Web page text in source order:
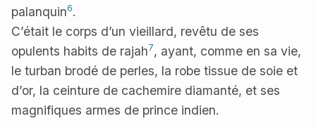
palanquin6.
C’était le corps d’un vieillard, revêtu de ses
opulents habits de rajah7, ayant, comme en sa vie,
le turban brodé de perles, la robe tissue de soie et
d’or, la ceinture de cachemire diamanté, et ses
magnifiques armes de prince indien.